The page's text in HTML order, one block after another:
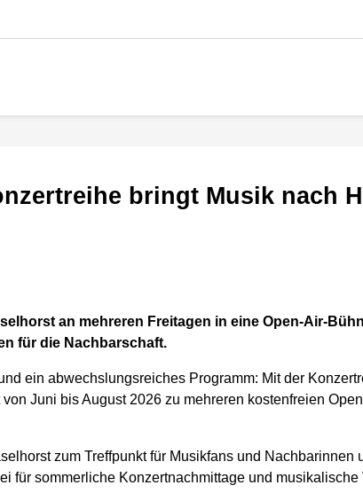
bringt Musik nach
an mehreren Freitagen in eine Open-Air-
für die Nachbarschaft.
ein abwechslungsreiches Programm: Mit der
Juni bis August 2026 zu mehreren kostenfreien
zum Treffpunkt für Musikfans und Nachbarinnen
für sommerliche Konzertnachmittage und musikalische